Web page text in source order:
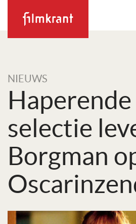
NIEUWS
Haperende
selectie
Borgman